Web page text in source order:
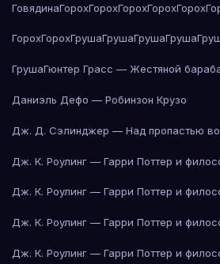
ГовядинаГорохГорохГорохГорохГорох
ГорохГорохГрушаГрушаГрушаГруша
ГрушаГюнтер Грасс — Жестяной
Даниэль Дефо — Робинзон Крузо
Дж. Д. Сэлинджер — Над пропастью
Дж. К. Роулинг — Гарри Поттер и
Дж. К. Роулинг — Гарри Поттер и
Дж. К. Роулинг — Гарри Поттер и
Дж. К. Роулинг — Гарри Поттер и